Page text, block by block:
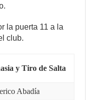
la puerta 11 a la
club.
y Tiro de Salta
Abadía